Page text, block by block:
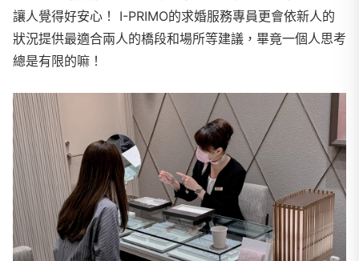
讓人覺得好安心！ I-PRIMO的求婚服務專員更會依新人的
狀況提供最適合兩人的橋段和場所等建議，畢竟一個人思考
總是有限的嘛！